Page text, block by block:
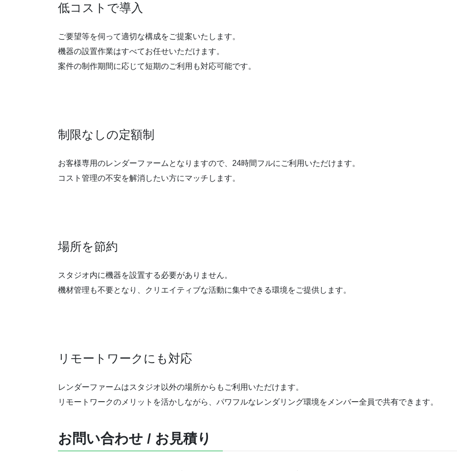
低コストで導入
ご要望等を伺って適切な構成をご提案いたします。
機器の設置作業はすべてお任せいただけます。
案件の制作期間に応じて短期のご利用も対応可能です。
制限なしの定額制
お客様専用のレンダーファームとなりますので、24時間フルにご利用いただけます。
コスト管理の不安を解消したい方にマッチします。
場所を節約
スタジオ内に機器を設置する必要がありません。
機材管理も不要となり、クリエイティブな活動に集中できる環境をご提供します。
リモートワークにも対応
レンダーファームはスタジオ以外の場所からもご利用いただけます。
リモートワークのメリットを活かしながら、パワフルなレンダリング環境をメンバー全員で共有できます。
お問い合わせ / お見積り